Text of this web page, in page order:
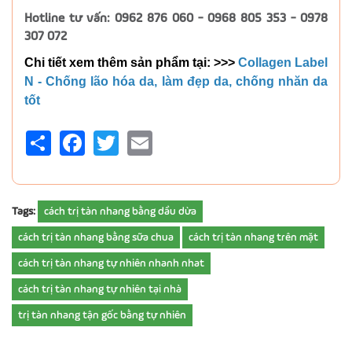
Hotline tư vấn: 0962 876 060 - 0968 805 353 - 0978
307 072
Chi tiết xem thêm sản phẩm tại: >>> Collagen Label
N - Chống lão hóa da, làm đẹp da, chống nhăn da
tốt
Share FacebookTwitter
Tags: cách trị tàn nhang bằng dầu dừa
cách trị tàn nhang bằng sữa chua cách trị tàn nhang trên mặt
cách trị tàn nhang tự nhiên nhanh nhat
cách trị tàn nhang tự nhiên tại nhà
trị tàn nhang tận gốc bằng tự nhiên